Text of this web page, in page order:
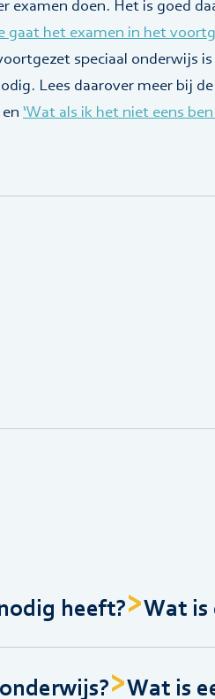
examen doen. Het is goed
gaat het examen in het
speciaal onderwijs is
Lees daarover meer bij
en ‘Wat als ik het niet eens
heeft? Wat is
Wat is